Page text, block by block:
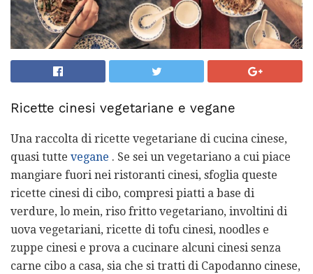
Ricette cinesi vegetariane e vegane
Una raccolta di ricette vegetariane di cucina cinese,
quasi tutte vegane . Se sei un vegetariano a cui piace
mangiare fuori nei ristoranti cinesi, sfoglia queste
ricette cinesi di cibo, compresi piatti a base di
verdure, lo mein, riso fritto vegetariano, involtini di
uova vegetariani, ricette di tofu cinesi, noodles e
zuppe cinesi e prova a cucinare alcuni cinesi senza
carne cibo a casa, sia che si tratti di Capodanno cinese,